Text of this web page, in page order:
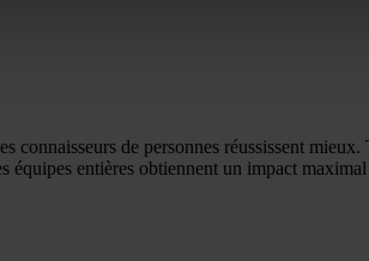
de personnes réussissent
équipes entières obtiennent un impact